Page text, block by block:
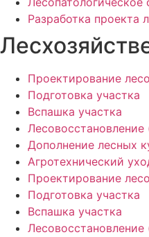
Разработка проекта
Проектирование
Подготовка участка
Вспашка участка
Лесовосстановление
Дополнение лесных
Агротехнический
Проектирование
Подготовка участка
Вспашка участка
Лесовосстановление